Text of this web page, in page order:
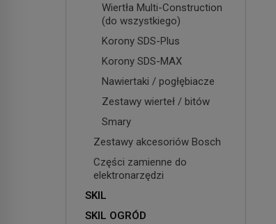
Wiertła Multi-Construction
(do wszystkiego)
Korony SDS-Plus
Korony SDS-MAX
Nawiertaki / pogłębiacze
Zestawy wierteł / bitów
Smary
Zestawy akcesoriów Bosch
Części zamienne do
elektronarzędzi
SKIL
SKIL OGRÓD